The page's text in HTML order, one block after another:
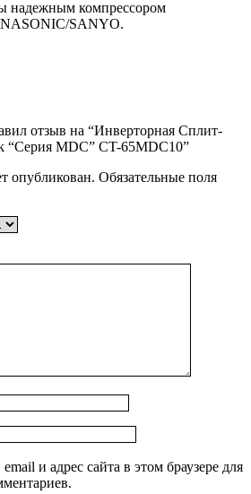
надежным компрессором
SANYO.
отзыв на “Инверторная Сплит-
“Серия MDC” CT-65MDC10”
опубликован. Обязательные поля
и адрес сайта в этом браузере для